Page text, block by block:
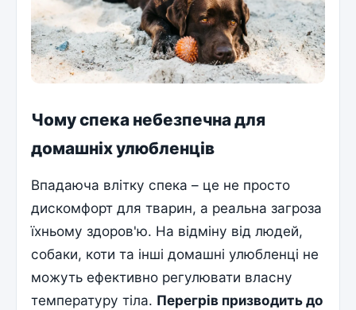
Чому спека небезпечна для
домашніх улюбленців
Впадаюча влітку спека – це не просто
дискомфорт для тварин, а реальна загроза
їхньому здоров'ю. На відміну від людей,
собаки, коти та інші домашні улюбленці не
можуть ефективно регулювати власну
температуру тіла. Перегрів призводить до